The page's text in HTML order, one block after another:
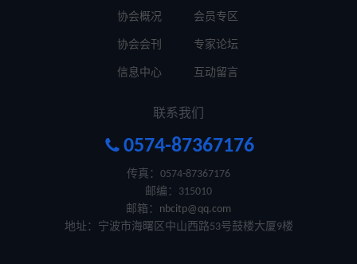
协会概况
协会会刊
信息中心
会员专区
专家论坛
互动留言
联系我们
 0574-87367176
传真：0574-87367176
邮编：315010
邮箱： nbcitp@qq.com
地址：宁波市海曙区中山西路53号鼓楼大厦9楼